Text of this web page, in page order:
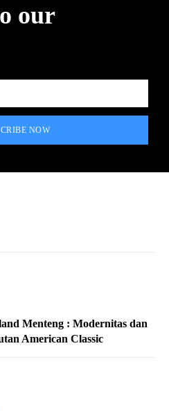
our
NOW
Menteng : Modernitas dan
American Classic